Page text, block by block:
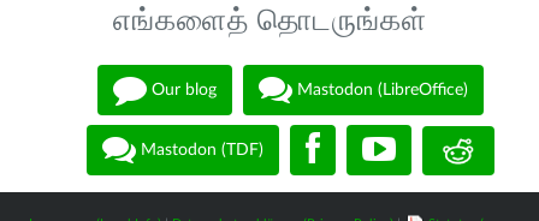
எங்களைத் தொடருங்கள்
Our blog Mastodon (LibreOffice)
Mastodon (TDF)